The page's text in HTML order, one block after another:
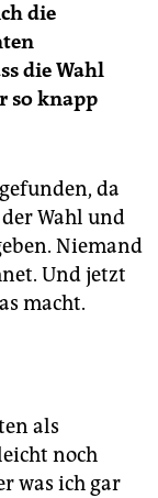
die
die Wahl
so knapp
da
Wahl und
Niemand
Und jetzt
macht.
als
noch
was ich gar